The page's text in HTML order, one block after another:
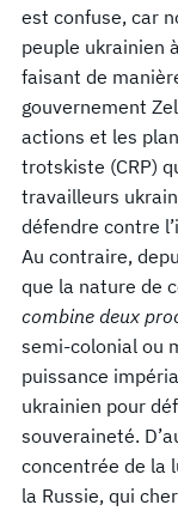
est confuse, car
peuple ukrainien
faisant de
gouvernement
actions et les
trotskiste (CRP)
travailleurs
défendre contre
Au contraire,
que la nature de
combine deux
semi-colonial ou
puissance
ukrainien pour
souveraineté.
concentrée de la
la Russie, qui